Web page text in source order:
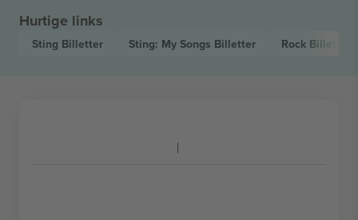
Hurtige links
Sting Billetter Sting: My Songs Billetter Rock Billetter